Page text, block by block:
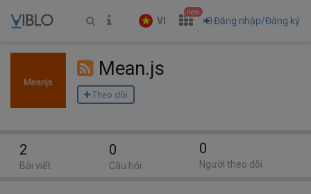
VI
new
Đăng nhập/Đăng ký
Mean.js
Theo dõi
2
Bài viết
0
Câu hỏi
0
Người theo dõi